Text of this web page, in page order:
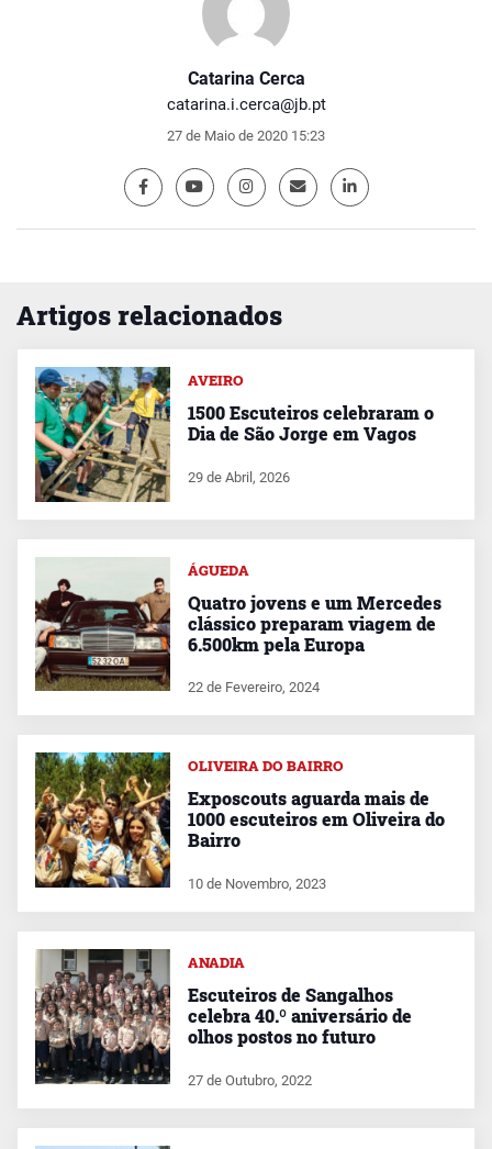
Catarina Cerca
catarina.i.cerca@jb.pt
27 de Maio de 2020 15:23
Artigos relacionados
AVEIRO
1500 Escuteiros celebraram o
Dia de São Jorge em Vagos
29 de Abril, 2026
ÁGUEDA
Quatro jovens e um Mercedes
clássico preparam viagem de
6.500km pela Europa
22 de Fevereiro, 2024
OLIVEIRA DO BAIRRO
Exposcouts aguarda mais de
1000 escuteiros em Oliveira do
Bairro
10 de Novembro, 2023
ANADIA
Escuteiros de Sangalhos
celebra 40.º aniversário de
olhos postos no futuro
27 de Outubro, 2022